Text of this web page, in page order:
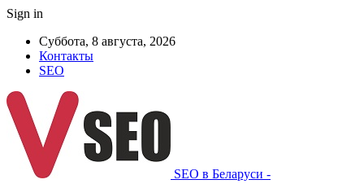
Sign in
Суббота, 8 августа, 2026
Контакты
SEO
SEO в Беларуси -